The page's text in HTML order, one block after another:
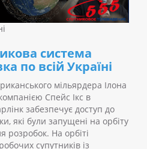
система
по всій Україні
мільярдера Ілона
Спейс Ікс в
забезпечує доступ до
які були запущені на орбіту
розробок. На орбіті
супутників із